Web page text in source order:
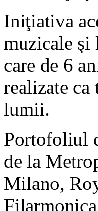
Iniţiativa
muzicale şi
care de 6
realizate
lumii.
Portofoliul
de la
Milano,